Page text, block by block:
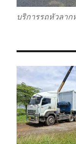
บริการรถหัวลาก